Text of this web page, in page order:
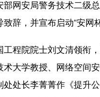
安局警务技术二级总
辞，并宣布启动“安网杯
院院士刘文清领衔，
术大学教授、网络空间
处处长李菁菁作《提升